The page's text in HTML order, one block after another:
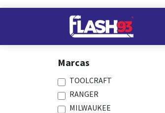
Marcas
TOOLCRAFT
RANGER
MILWAUKEE